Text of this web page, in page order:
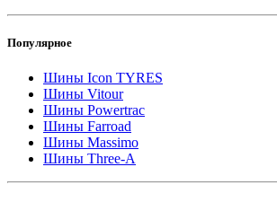
Популярное
Шины Icon TYRES
Шины Vitour
Шины Powertrac
Шины Farroad
Шины Massimo
Шины Three-A